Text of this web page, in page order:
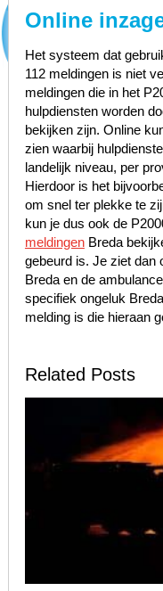
Online
Het systeem dat
112 meldingen is niet
meldingen die in het
hulpdiensten worden
bekijken zijn. Online
zien waarbij
landelijk niveau, per
Hierdoor is het
om snel ter plekke te
kun je dus ook de
meldingenBreda
gebeurd is. Je ziet dan
Breda en de
specifiek ongeluk
melding is die hieraan
Related Posts